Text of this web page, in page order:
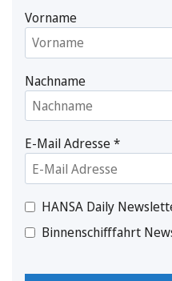
Vorname
Nachname
E-Mail Adresse*
HANSA Daily
Binnenschifffahrt